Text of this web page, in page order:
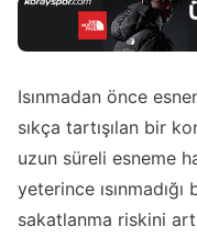
Isınmadan önce
sıkça tartışılan bir
uzun süreli esneme
yeterince
sakatlanma riskini